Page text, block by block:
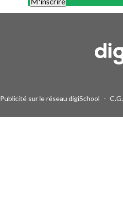
Publicité sur le réseau digiSchool -